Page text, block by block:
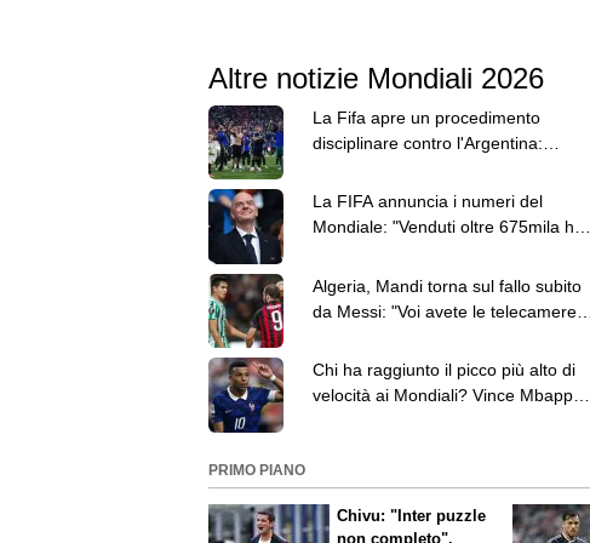
Altre notizie Mondiali 2026
La Fifa apre un procedimento
disciplinare contro l'Argentina:
La FIFA annuncia i numeri del
Mondiale: "Venduti oltre 675mila hot
Algeria, Mandi torna sul fallo subito
da Messi: "Voi avete le telecamere,
Chi ha raggiunto il picco più alto di
velocità ai Mondiali? Vince Mbappé
PRIMO PIANO
Chivu: "Inter puzzle
non completo".